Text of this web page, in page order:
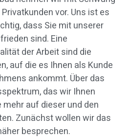
vor. Uns ist es
dass Sie mit unserer
sind. Eine
der Arbeit sind die
auf die es Ihnen als Kunde
ankommt. Über das
das wir Ihnen
mehr auf dieser und den
Zunächst wollen wir das
besprechen.